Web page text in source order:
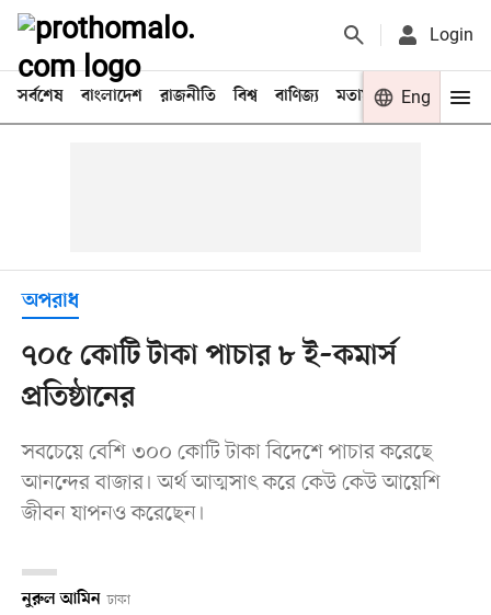
Login
সর্বশেষ বাংলাদেশ রাজনীতি বিশ্ব বাণিজ্য মতামত খেলা
Eng
অপরাধ
৭০৫ কোটি টাকা পাচার ৮ ই–কমার্স
প্রতিষ্ঠানের
সবচেয়ে বেশি ৩০০ কোটি টাকা বিদেশে পাচার করেছে
আনন্দের বাজার। অর্থ আত্মসাৎ করে কেউ কেউ আয়েশি
জীবন যাপনও করেছেন।
নুরুল আমিন ঢাকা